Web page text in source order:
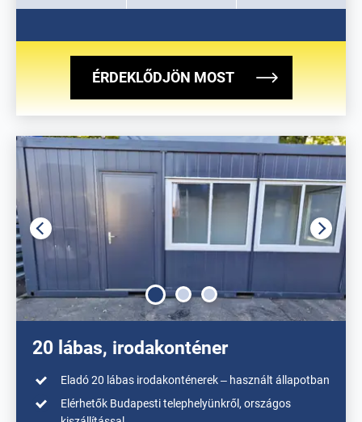
ÉRDEKLŐDJÖN MOST
20 lábas, irodakonténer
Eladó 20 lábas irodakonténerek – használt állapotban
Elérhetők Budapesti telephelyünkről, országos